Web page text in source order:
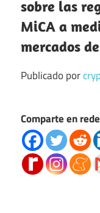
sobre las
MiCA a
mercados
Publicado por
Comparte en